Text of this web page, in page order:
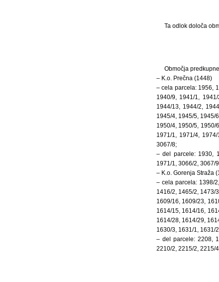
Ta odlok določa
Območja
– K.o. Prečna (1448)
– cela parcela: 1956,
1940/9, 1941/1,
1944/13, 1944/2,
1945/4, 1945/5, 1945/
1950/4, 1950/5,
1971/1, 1971/4,
3067/8;
– del parcele: 1930,
1971/1, 3066/2, 3067/9.
– K.o. Gorenja Straža
– cela parcela: 1398/
1416/2, 1465/2, 1473/
1609/16, 1609/23,
1614/15, 1614/16,
1614/28, 1614/29,
1630/3, 1631/1, 1631/
– del parcele: 2208,
2210/2, 2215/2, 2215/